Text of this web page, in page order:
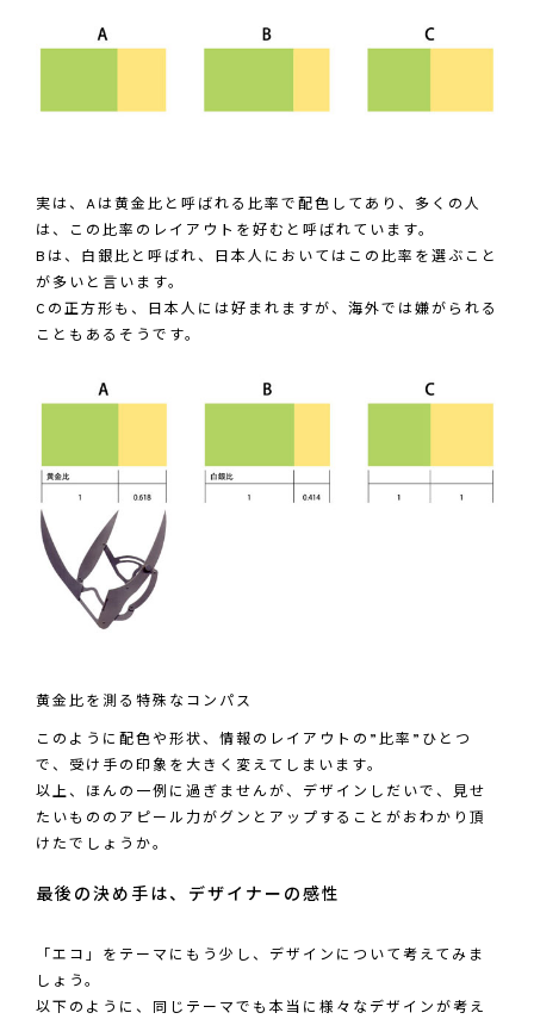
実は、Aは黄金比と呼ばれる比率で配色してあり、多くの人
は、この比率のレイアウトを好むと呼ばれています。
Bは、白銀比と呼ばれ、日本人においてはこの比率を選ぶこと
が多いと言います。
Cの正方形も、日本人には好まれますが、海外では嫌がられる
こともあるそうです。
黄金比を測る特殊なコンパス
このように配色や形状、情報のレイアウトの”比率”ひとつ
で、受け手の印象を大きく変えてしまいます。
以上、ほんの一例に過ぎませんが、デザインしだいで、見せ
たいもののアピール力がグンとアップすることがおわかり頂
けたでしょうか。
最後の決め手は、デザイナーの感性
「エコ」をテーマにもう少し、デザインについて考えてみま
しょう。
以下のように、同じテーマでも本当に様々なデザインが考え